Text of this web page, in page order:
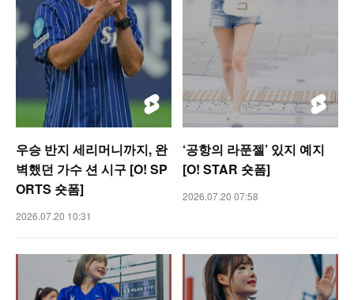
우승 반지 세리머니까지, 완
벽했던 가수 션 시구 [O! SP
ORTS 숏폼]
2026.07.20 10:31
‘공항의 라푼젤’ 있지 예지
[O! STAR 숏폼]
2026.07.20 07:58